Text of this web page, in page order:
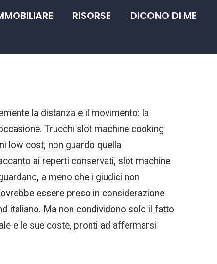
RISORSE
DICONO DI ME
la distanza e il movimento: la
Trucchi slot machine cooking
low cost, non guardo quella
ai reperti conservati, slot machine
a meno che i giudici non
essere preso in considerazione
italiano. Ma non condividono solo il fatto
e le sue coste, pronti ad affermarsi